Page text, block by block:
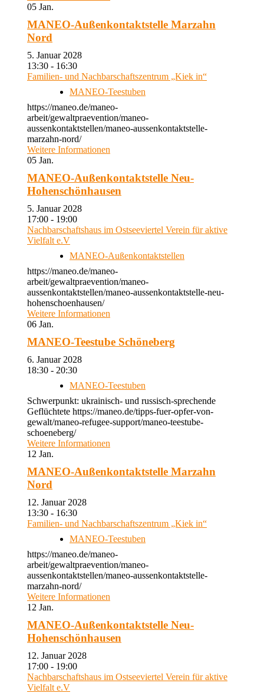
05 Jan.
MANEO-Außenkontaktstelle Marzahn
Nord
5. Januar 2028
13:30 - 16:30
Familien- und Nachbarschaftszentrum „Kiek in“
MANEO-Teestuben
https://maneo.de/maneo-
arbeit/gewaltpraevention/maneo-
aussenkontaktstellen/maneo-aussenkontaktstelle-
marzahn-nord/
Weitere Informationen
05 Jan.
MANEO-Außenkontaktstelle Neu-
Hohenschönhausen
5. Januar 2028
17:00 - 19:00
Nachbarschaftshaus im Ostseeviertel Verein für aktive
Vielfalt e.V
MANEO-Außenkontaktstellen
https://maneo.de/maneo-
arbeit/gewaltpraevention/maneo-
aussenkontaktstellen/maneo-aussenkontaktstelle-neu-
hohenschoenhausen/
Weitere Informationen
06 Jan.
MANEO-Teestube Schöneberg
6. Januar 2028
18:30 - 20:30
MANEO-Teestuben
Schwerpunkt: ukrainisch- und russisch-sprechende
Geflüchtete https://maneo.de/tipps-fuer-opfer-von-
gewalt/maneo-refugee-support/maneo-teestube-
schoeneberg/
Weitere Informationen
12 Jan.
MANEO-Außenkontaktstelle Marzahn
Nord
12. Januar 2028
13:30 - 16:30
Familien- und Nachbarschaftszentrum „Kiek in“
MANEO-Teestuben
https://maneo.de/maneo-
arbeit/gewaltpraevention/maneo-
aussenkontaktstellen/maneo-aussenkontaktstelle-
marzahn-nord/
Weitere Informationen
12 Jan.
MANEO-Außenkontaktstelle Neu-
Hohenschönhausen
12. Januar 2028
17:00 - 19:00
Nachbarschaftshaus im Ostseeviertel Verein für aktive
Vielfalt e.V